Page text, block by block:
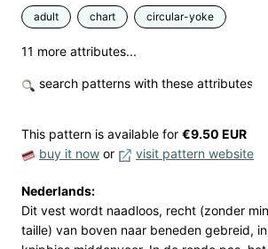
adult chart circular-yoke
11 more attributes...
search patterns with these attributes
This pattern is available for €9.50 EUR
buy it now or visit pattern website
Nederlands:
Dit vest wordt naadloos, recht (zonder
taille) van boven naar beneden gebreid,